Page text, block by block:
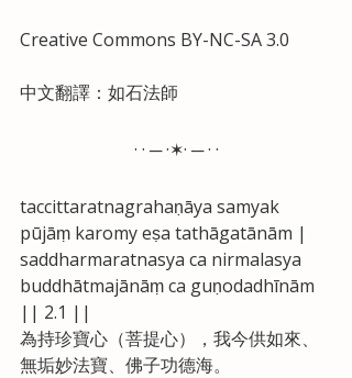
Creative Commons BY-NC-SA 3.0
中文翻譯：如石法師
· · ─ ·✶· ─ · ·
taccittaratnagrahaṇāya samyak
pūjāṃ karomy eṣa tathāgatānām |
saddharmaratnasya ca nirmalasya
buddhātmajānāṃ ca guṇodadhīnām
|| 2.1 ||
為持珍寶心（菩提心），我今供如來、
無垢妙法寶、佛子功德海。